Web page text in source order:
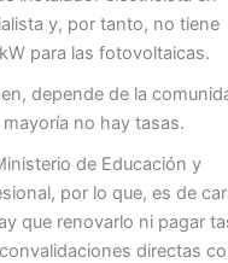
y, por tanto, no tiene
para las fotovoltaicas.
depende de la
no hay tasas.
de Educación y
por lo que, es de
que renovarlo ni pagar
directas